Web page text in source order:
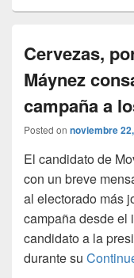
Cervezas,
Máynez
campaña a
Posted on noviembre
El candidato de
con un breve
al electorado más
campaña desde el
candidato a la
durante su